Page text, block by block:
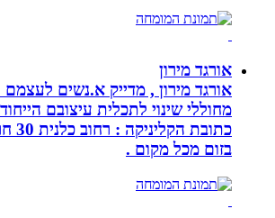
אורגד מירון
אורגד מירון , מדייק א.נשים לעצמם
מחוללי שינוי לתכלית עיצובם
כתובת
בזום מכל מקום .